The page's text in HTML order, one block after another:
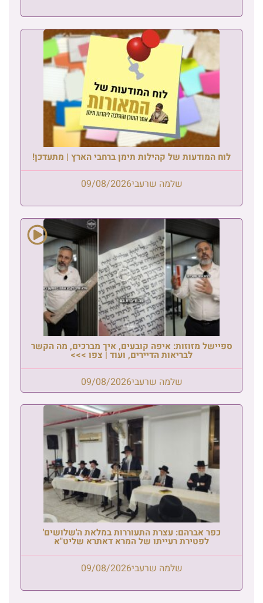
לוח המודעות של קהילות תימן ברחבי הארץ | מתעדכן!
שלמה שרעבי09/08/2026
ספיישל מזוזות: איפה קובעים, איך מברכים, מה הקשר
לבריאות הדיירים, ועוד | צפו >>>
שלמה שרעבי09/08/2026
כפר אברהם: עצרת התעוררות במלאת ה'שלושים'
לפטירת רעייתו של המרא דאתרא שליט"א
שלמה שרעבי09/08/2026